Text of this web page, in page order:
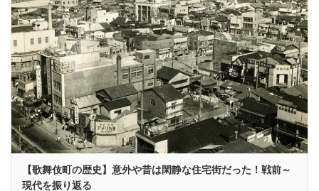
【歌舞伎町の歴史】意外や昔は閑静な住宅街だった！戦前～
現代を振り返る